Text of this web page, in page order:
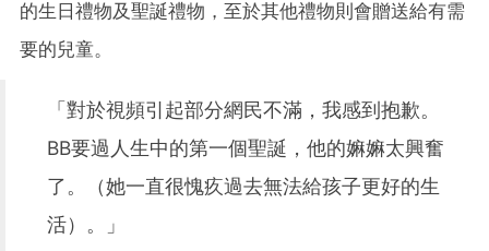
的生日禮物及聖誕禮物，至於其他禮物則會贈送給有需
要的兒童。
「對於視頻引起部分網民不滿，我感到抱歉。
BB要過人生中的第一個聖誕，他的嫲嫲太興奮
了。（她一直很愧疚過去無法給孩子更好的生
活）。」